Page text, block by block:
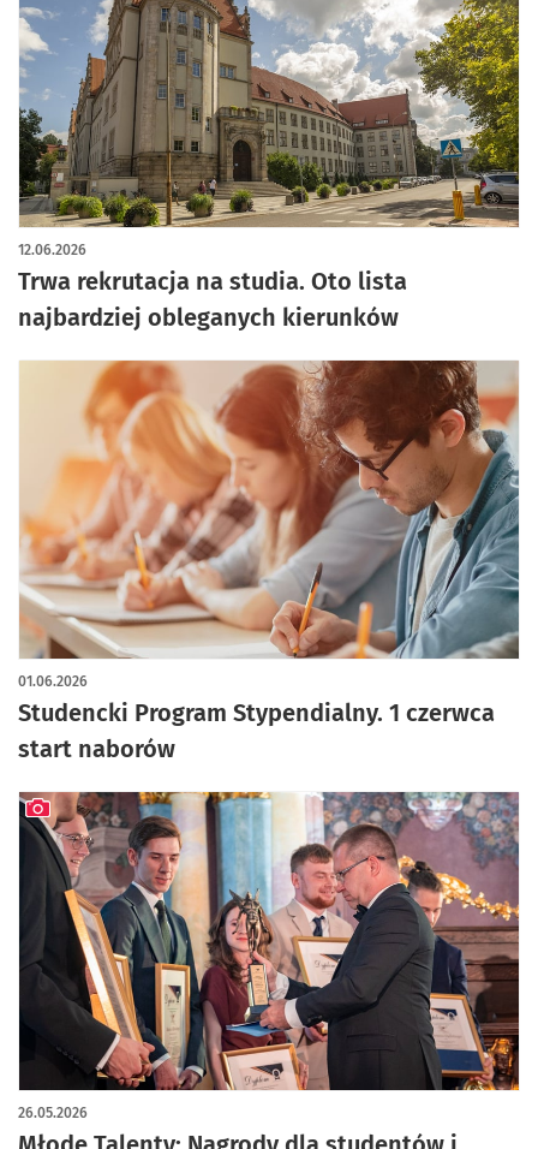
Trwa rekrutacja na studia. Oto lista
najbardziej obleganych kierunków
12.06.2026
Studencki Program Stypendialny. 1 czerwca
start naborów
01.06.2026
26.05.2026
artykuł z galerią zdjęć